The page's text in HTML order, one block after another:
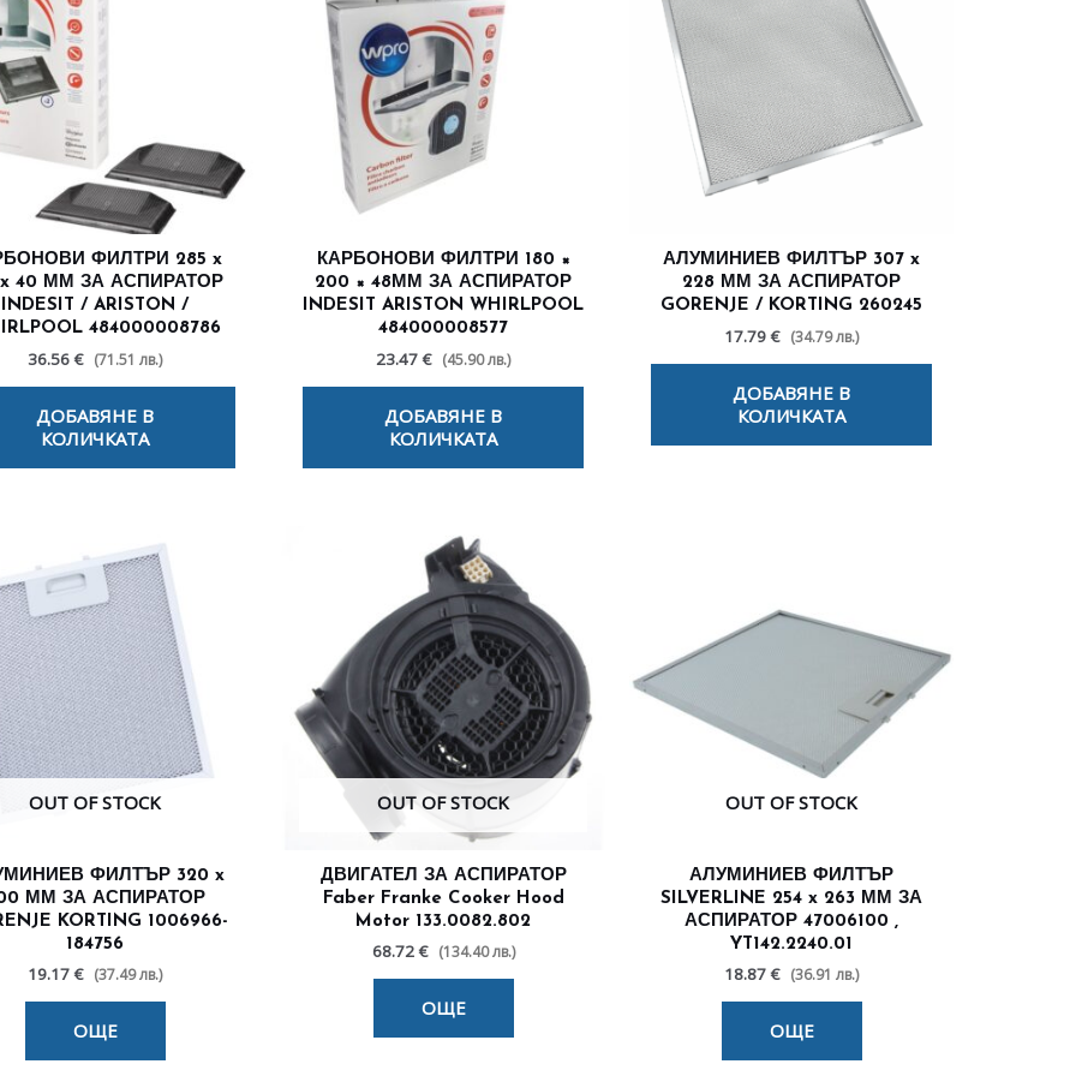
ФИЛТРИ 285 x
x 40 ММ ЗА АСПИРАТОР
INDESIT / ARISTON /
484000008786
36.56 € (71.51 лв.)
ДОБАВЯНЕ В
КОЛИЧКАТА
КАРБОНОВИ ФИЛТРИ 180 ×
200 × 48ММ ЗА АСПИРАТОР
INDESIT ARISTON WHIRLPOOL
484000008577
23.47 € (45.90 лв.)
ДОБАВЯНЕ В
КОЛИЧКАТА
АЛУМИНИЕВ ФИЛТЪР 307 x
228 ММ ЗА АСПИРАТОР
GORENJE / KORTING 260245
17.79 € (34.79 лв.)
ДОБАВЯНЕ В
КОЛИЧКАТА
OUT OF STOCK
ФИЛТЪР 320 x
ММ ЗА АСПИРАТОР
KORTING 1006966-
184756
19.17 € (37.49 лв.)
ОЩЕ
OUT OF STOCK
ДВИГАТЕЛ ЗА АСПИРАТОР
Faber Franke Cooker Hood
Motor 133.0082.802
68.72 € (134.40 лв.)
ОЩЕ
OUT OF STOCK
АЛУМИНИЕВ ФИЛТЪР
SILVERLINE 254 x 263 ММ ЗА
АСПИРАТОР 47006100 ,
YT142.2240.01
18.87 € (36.91 лв.)
ОЩЕ